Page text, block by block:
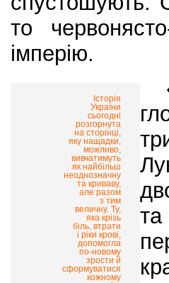
то
імперію.
Історія
України
сьогодні
розгорнута
на сторінці,
яку нащадки,
можливо,
вивчатимуть
як найбільш
неоднозначну
та криваву,
але разом
з тим
величну. Ту,
яка крізь
біль, втрати
і ріки крові,
допомогла
по-новому
зрости й
сформуватися
кожному